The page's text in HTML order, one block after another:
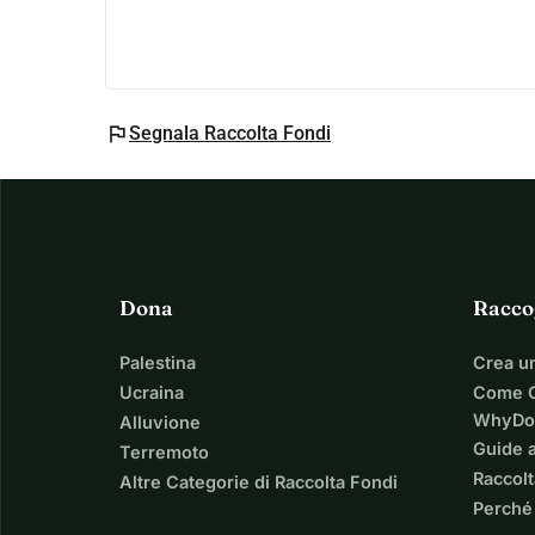
flagSegnala Raccolta Fondi
Dona
Palestina
Ucraina
Alluvione
Terremoto
Altre Categorie di Raccolta Fondi
Crea
Come
Guide